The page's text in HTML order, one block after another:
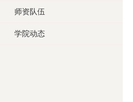
师资队伍
学院动态